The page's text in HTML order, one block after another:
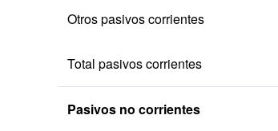
Otros pasivos corrientes
Total pasivos corrientes
Pasivos no corrientes